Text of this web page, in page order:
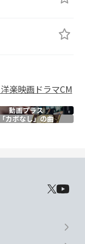
洋楽映画ドラマCM
動画プラス
「カポなし」の曲